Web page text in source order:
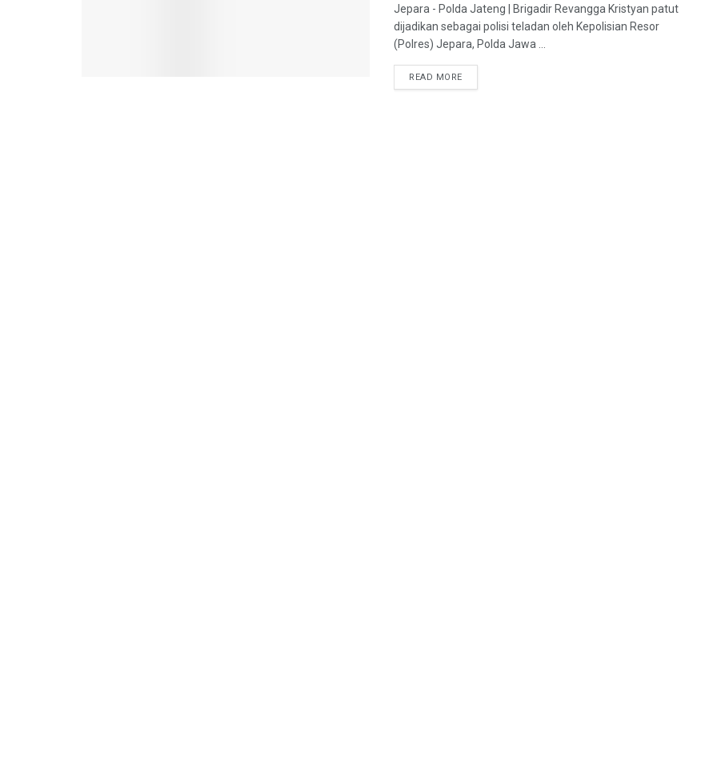
Jepara - Polda Jateng | Brigadir Revangga Kristyan patut
dijadikan sebagai polisi teladan oleh Kepolisian Resor
(Polres) Jepara, Polda Jawa ...
READ MOREDETAILS